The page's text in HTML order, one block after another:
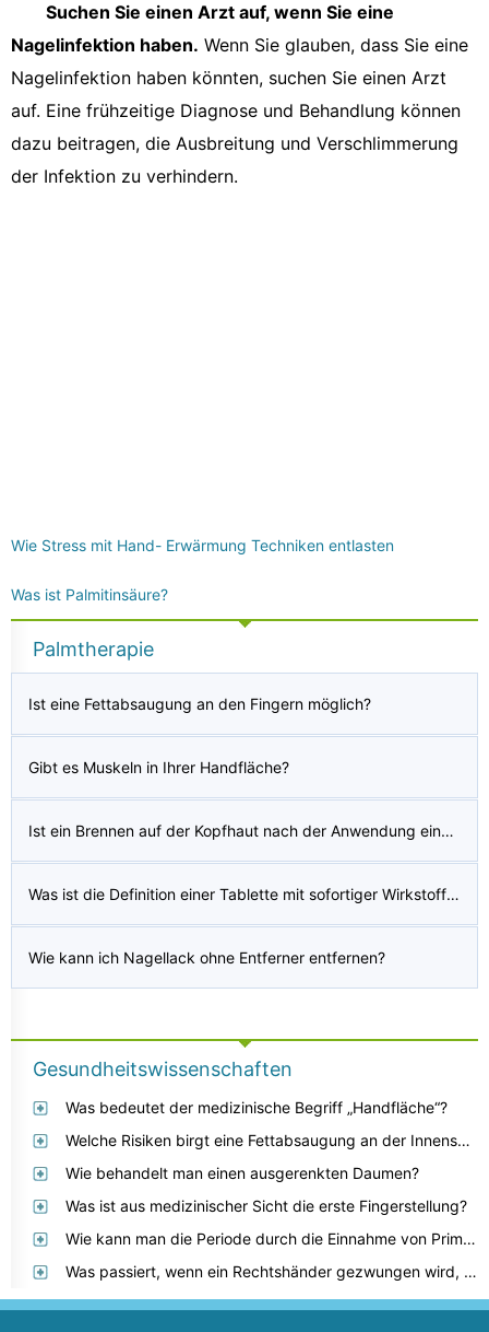
Suchen Sie einen Arzt auf, wenn Sie eine
Nagelinfektion haben. Wenn Sie glauben, dass Sie eine
Nagelinfektion haben könnten, suchen Sie einen Arzt
auf. Eine frühzeitige Diagnose und Behandlung können
dazu beitragen, die Ausbreitung und Verschlimmerung
der Infektion zu verhindern.
Wie Stress mit Hand- Erwärmung Techniken entlasten
Was ist Palmitinsäure?
Palmtherapie
Ist eine Fettabsaugung an den Fingern möglich?
Gibt es Muskeln in Ihrer Handfläche?
Ist ein Brennen auf der Kopfhaut nach der Anwendung eines Anti-Schuppen-Shampoos normal?
Was ist die Definition einer Tablette mit sofortiger Wirkstofffreisetzung?
Wie kann ich Nagellack ohne Entferner entfernen?
Gesundheitswissenschaften
Was bedeutet der medizinische Begriff „Handfläche“?
Welche Risiken birgt eine Fettabsaugung an der Innenseite des Oberschenkels?
Wie behandelt man einen ausgerenkten Daumen?
Was ist aus medizinischer Sicht die erste Fingerstellung?
Wie kann man die Periode durch die Einnahme von Primoult N-Tabletten vorverzögern?
Was passiert, wenn ein Rechtshänder gezwungen wird, die linke Hand zu benutzen?